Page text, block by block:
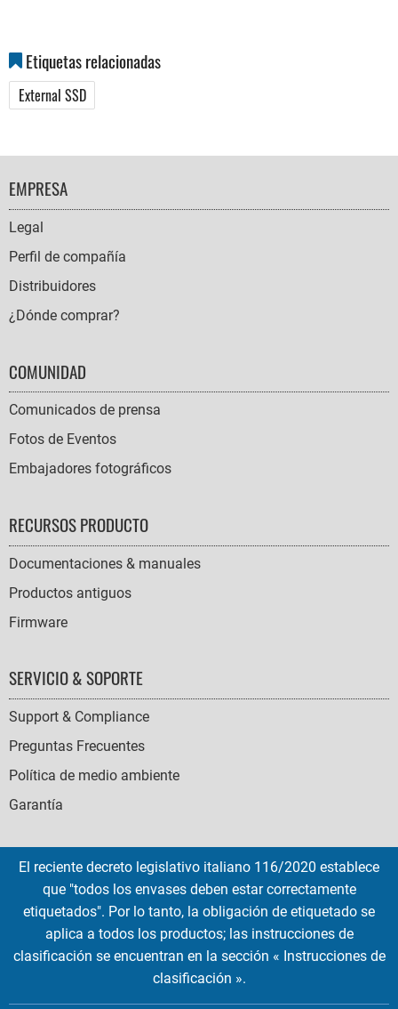
Etiquetas relacionadas
External SSD
FOOTER
NAVIGATION
EMPRESA
Legal
Perfil de compañía
Distribuidores
¿Dónde comprar?
COMUNIDAD
Comunicados de prensa
Fotos de Eventos
Embajadores fotográficos
RECURSOS PRODUCTO
Documentaciones & manuales
Productos antiguos
Firmware
SERVICIO & SOPORTE
Support & Compliance
Preguntas Frecuentes
Política de medio ambiente
Garantía
SOCIAL
ICONS
English French Deutsch Italian Español
Copyright © 2026 EMTEC, All rights reserved.
El reciente decreto legislativo italiano 116/2020 establece
que "todos los envases deben estar correctamente
etiquetados". Por lo tanto, la obligación de etiquetado se
aplica a todos los productos; las instrucciones de
clasificación se encuentran en la sección « Instrucciones de
clasificación ».